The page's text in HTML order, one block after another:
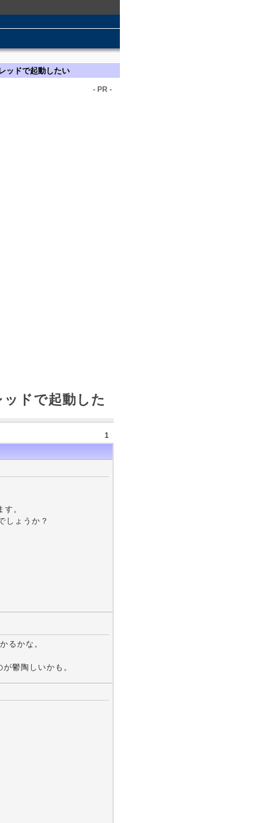
ッドで起動したい
- PR -
ドで起動した
1
。
しょうか？
るかな。
鬱陶しいかも。